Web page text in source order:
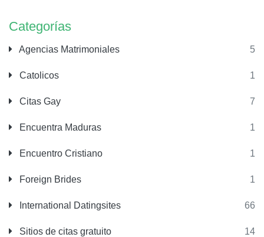
Categorías
Agencias Matrimoniales 5
Catolicos 1
Citas Gay 7
Encuentra Maduras 1
Encuentro Cristiano 1
Foreign Brides 1
International Datingsites 66
Sitios de citas gratuito 14